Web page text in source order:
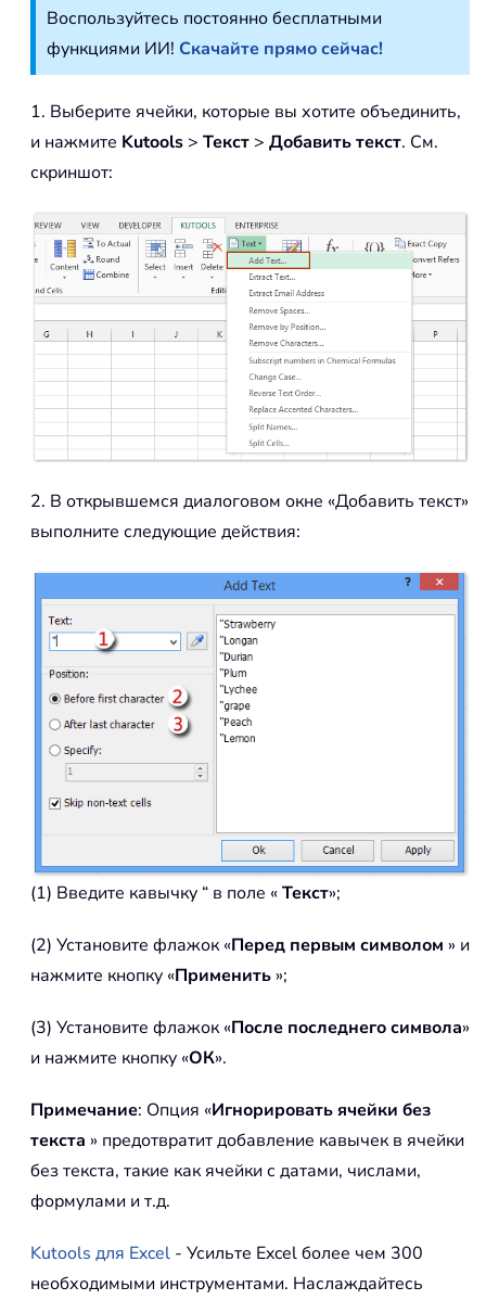
Воспользуйтесь постоянно бесплатными
функциями ИИ! Скачайте прямо сейчас!
1. Выберите ячейки, которые вы хотите объединить,
и нажмите Kutools > Текст > Добавить текст. См.
скриншот:
2. В открывшемся диалоговом окне «Добавить текст»
выполните следующие действия:
(1) Введите кавычку “ в поле «Текст»;
(2) Установите флажок «Перед первым символом » и
нажмите кнопку «Применить »;
(3) Установите флажок «После последнего символа»
и нажмите кнопку «ОК».
Примечание: Опция «Игнорировать ячейки без
текста » предотвратит добавление кавычек в ячейки
без текста, такие как ячейки с датами, числами,
формулами и т.д.
Kutools для Excel - Усильте Excel более чем 300
необходимыми инструментами. Наслаждайтесь